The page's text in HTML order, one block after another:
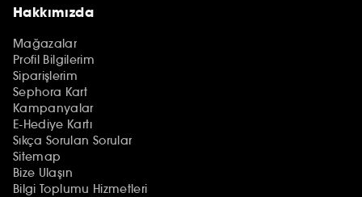
Hakkımızda
Mağazalar
Profil Bilgilerim
Siparişlerim
Sephora Kart
Kampanyalar
E-Hediye Kartı
Sıkça Sorulan Sorular
Sitemap
Bize Ulaşın
Bilgi Toplumu Hizmetleri